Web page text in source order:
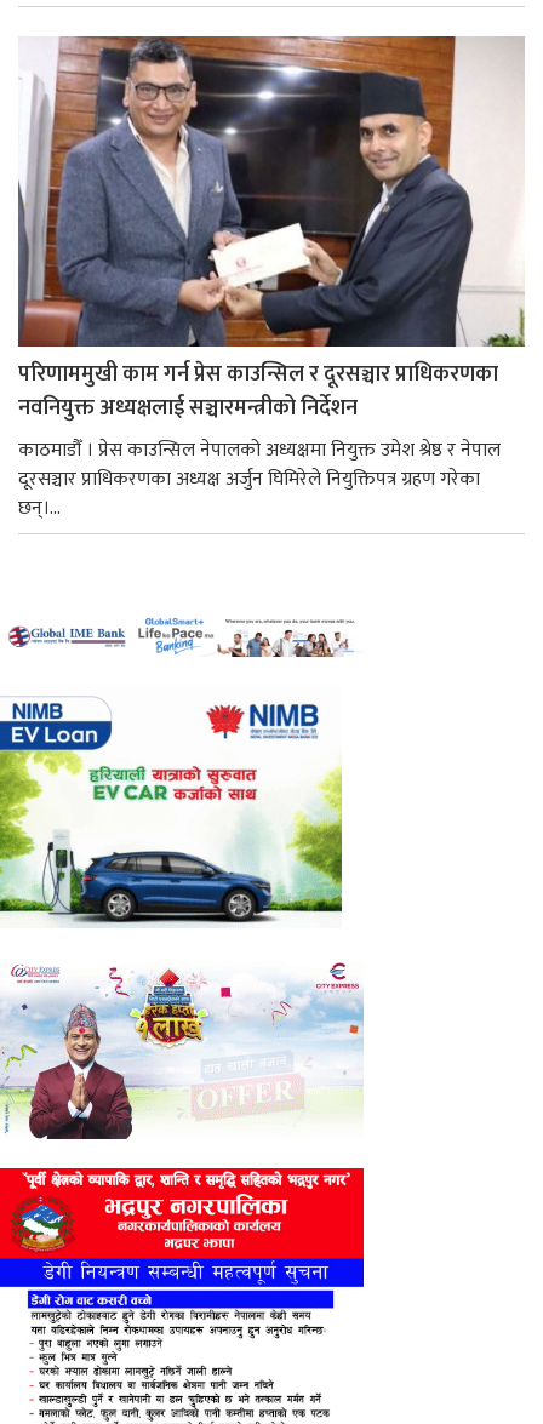
परिणाममुखी काम गर्न प्रेस काउन्सिल र दूरसञ्चार प्राधिकरणका
नवनियुक्त अध्यक्षलाई सञ्चारमन्त्रीको निर्देशन
काठमाडौँ । प्रेस काउन्सिल नेपालको अध्यक्षमा नियुक्त उमेश श्रेष्ठ र नेपाल
दूरसञ्चार प्राधिकरणका अध्यक्ष अर्जुन घिमिरेले नियुक्तिपत्र ग्रहण गरेका
छन्।...